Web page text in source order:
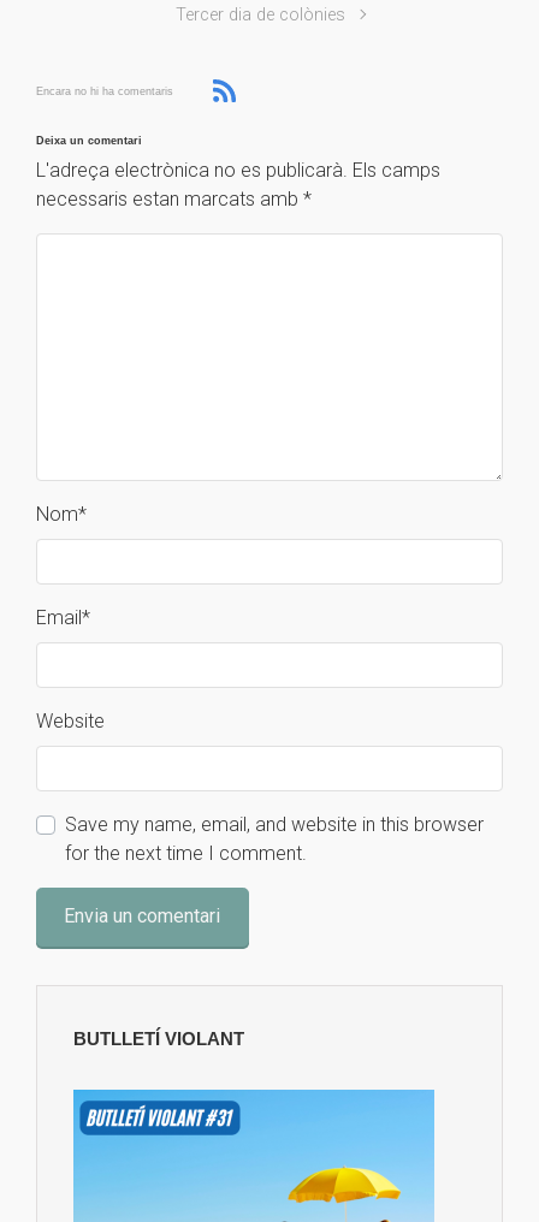
Tercer dia de colònies
Encara no hi ha comentaris
Deixa un comentari
L'adreça electrònica no es publicarà. Els camps
necessaris estan marcats amb *
Nom*
Email*
Website
Save my name, email, and website in this browser
for the next time I comment.
BUTLLETÍ VIOLANT